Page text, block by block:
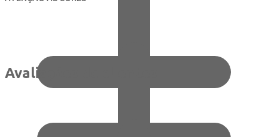
Avaliações de clientes